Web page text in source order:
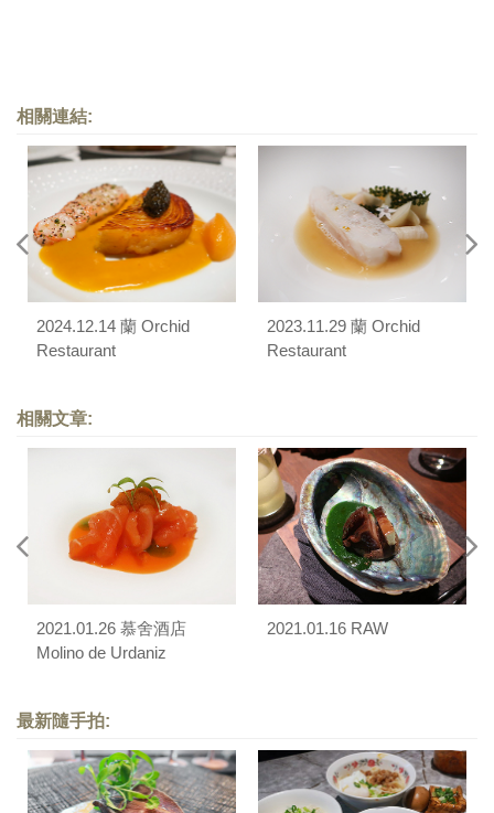
相關連結:
2024.12.14 蘭 Orchid
Restaurant
2023.11.29 蘭 Orchid
Restaurant
相關文章:
2021.01.26 慕舍酒店
Molino de Urdaniz
2021.01.16 RAW
最新隨手拍: